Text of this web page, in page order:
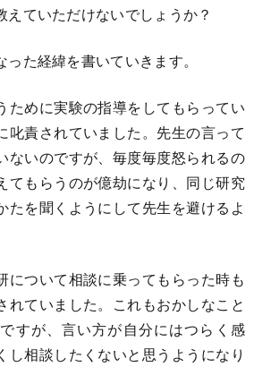
えていただけないでしょうか？
た経緯を書いていきます。
めに実験の指導をしてもらってい
叱責されていました。先生の言って
ないのですが、毎度毎度怒られるの
てもらうのが億劫になり、同じ研究
たを聞くようにして先生を避けるよ
ついて相談に乗ってもらった時も
れていました。これもおかしなこと
すが、言い方が自分にはつらく感
し相談したくないと思うようになり